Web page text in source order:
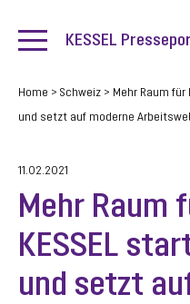
KESSEL
Home > Schweiz > Mehr Raum für
und setzt auf moderne
11.02.2021
Mehr Raum
KESSEL
und setzt